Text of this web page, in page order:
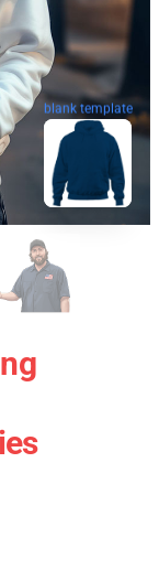
blank template